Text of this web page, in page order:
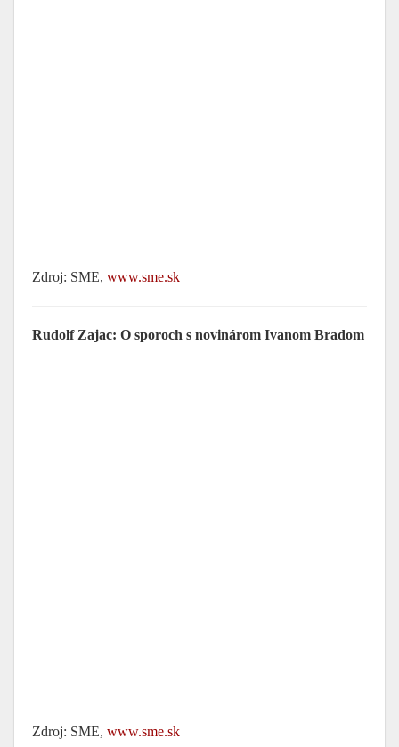
Zdroj: SME, www.sme.sk
Rudolf Zajac: O sporoch s novinárom Ivanom Bradom
Zdroj: SME, www.sme.sk